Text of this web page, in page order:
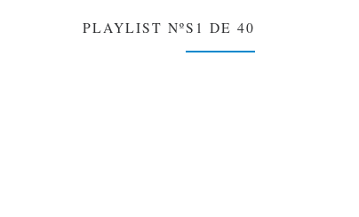
PLAYLIST NºS1 DE 40